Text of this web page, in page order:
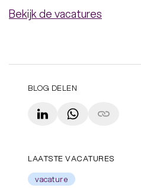
Bekijk de vacatures
BLOG DELEN
LinkedInWhatsAppCopy link
LAATSTE VACATURES
vacature